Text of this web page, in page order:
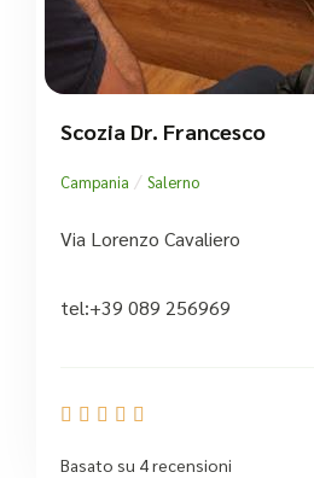
Scozia Dr. Francesco
Campania / Salerno
Via Lorenzo Cavaliero
tel:+39 089 256969
    
Basato su 4 recensioni